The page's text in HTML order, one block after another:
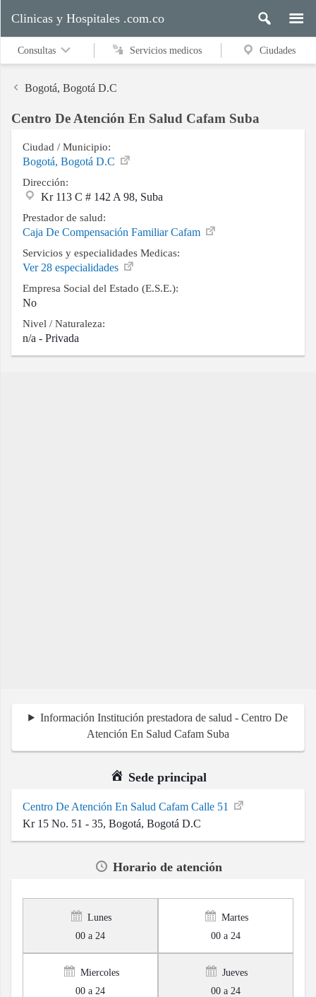
medicos
Ciudades
Buscar
Contacto
Clinicas y Hospitales .com.co
Consultas Servicios medicos Ciudades
Bogotá, Bogotá D.C
Centro De Atención En Salud Cafam Suba
Ciudad / Municipio:
Bogotá, Bogotá D.C
Dirección:
Kr 113 C # 142 A 98, Suba
Prestador de salud:
Caja De Compensación Familiar Cafam
Servicios y especialidades Medicas:
Ver 28 especialidades
Empresa Social del Estado (E.S.E.):
No
Nivel / Naturaleza:
n/a - Privada
Información Institución prestadora de salud - Centro De
Atención En Salud Cafam Suba
Sede principal
Centro De Atención En Salud Cafam Calle 51
Kr 15 No. 51 - 35, Bogotá, Bogotá D.C
Horario de atención
Lunes
00 a 24
Martes
00 a 24
Miercoles
00 a 24
Jueves
00 a 24